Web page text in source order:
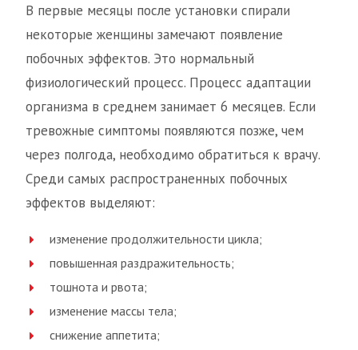
В первые месяцы после установки спирали
некоторые женщины замечают появление
побочных эффектов. Это нормальный
физиологический процесс. Процесс адаптации
организма в среднем занимает 6 месяцев. Если
тревожные симптомы появляются позже, чем
через полгода, необходимо обратиться к врачу.
Среди самых распространенных побочных
эффектов выделяют:
изменение продолжительности цикла;
повышенная раздражительность;
тошнота и рвота;
изменение массы тела;
снижение аппетита;